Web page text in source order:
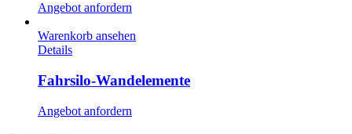
Angebot anfordern
Warenkorb ansehen
Details
Fahrsilo-Wandelemente
Angebot anfordern